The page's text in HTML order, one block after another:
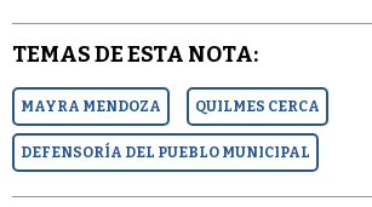
TEMAS DE ESTA NOTA:
MAYRA MENDOZA QUILMES CERCA
DEFENSORÍA DEL PUEBLO MUNICIPAL